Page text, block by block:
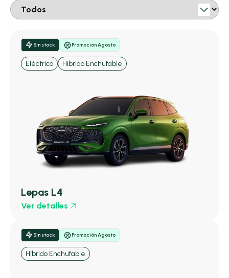
Sin stock Promoción Agosto
Eléctrico Híbrido Enchufable
Lepas L4
Ver detalles
Sin stock Promoción Agosto
Híbrido Enchufable